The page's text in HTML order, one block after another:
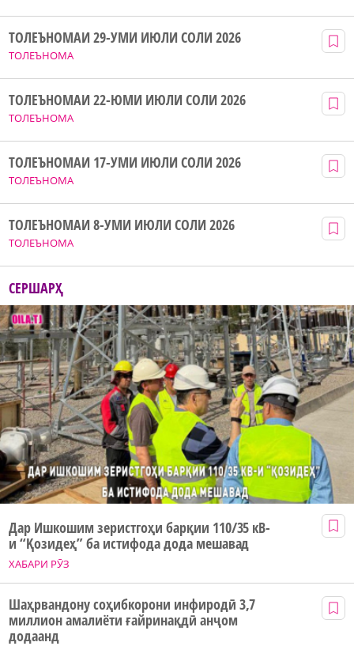
ТОЛЕЪНОМА
ТОЛЕЪНОМАИ 29-УМИ ИЮЛИ СОЛИ 2026
ТОЛЕЪНОМА
ТОЛЕЪНОМАИ 22-ЮМИ ИЮЛИ СОЛИ 2026
ТОЛЕЪНОМА
ТОЛЕЪНОМАИ 17-УМИ ИЮЛИ СОЛИ 2026
ТОЛЕЪНОМА
ТОЛЕЪНОМАИ 8-УМИ ИЮЛИ СОЛИ 2026
СЕРШАРҲ
ХАБАРИ РӮЗ
Дар Ишкошим зеристгоҳи барқии 110/35 кВ-
и “Қозидеҳ” ба истифода дода мешавад
Шаҳрвандону соҳибкорони инфиродӣ 3,7
миллион амалиёти ғайринақдӣ анҷом
додаанд